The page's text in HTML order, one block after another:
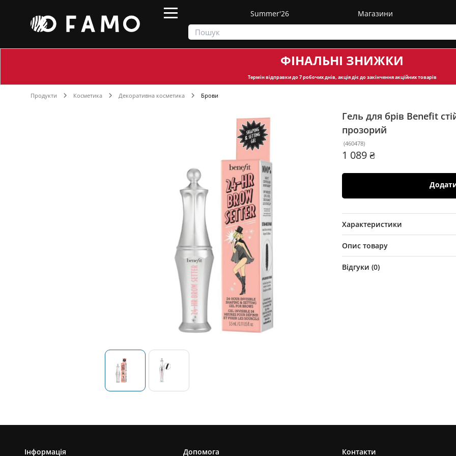
Summer'26 Магазини
ФІНАЛЬНІ ЗНИЖКИ
Термін відправкидо 7 робочих днів, акція діє до закінчення акційних товарів
Продукти Косметика Декоративна косметика Брови
Гель для брів Benefit
прозорий
(460478)
1 089 ₴
Характеристики
Опис товару
Відгуки (0)
Інформація Допомога Контакти